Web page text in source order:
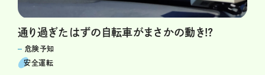
通り過ぎたはずの自転車がまさかの動き!?
危険予知
安全運転